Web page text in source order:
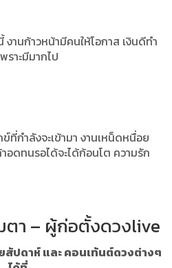
งานก้าวหน้ามีคนให้โอกาส เงินดีทำ
ราะมีมากไป
ที่กำลังจะเข้ามา งานเหน็ดหนื่อย
อดทนรอได้จะได้ก้อนโต ความรัก
ตา – ผู้ก่อตั้งดวงlive
สัปดาห์ และ คอนเท้นต์ดวงต่างๆ